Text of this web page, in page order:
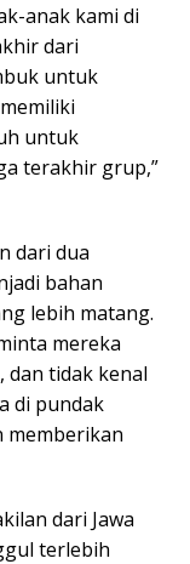
anak kami di
dari
untuk
untuk
terakhir grup,”
dari dua
bahan
lebih matang.
mereka
dan tidak kenal
di pundak
memberikan
dari Jawa
terlebih